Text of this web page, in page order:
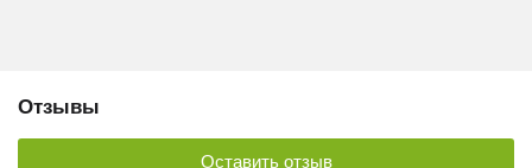
Отзывы
Оставить отзыв